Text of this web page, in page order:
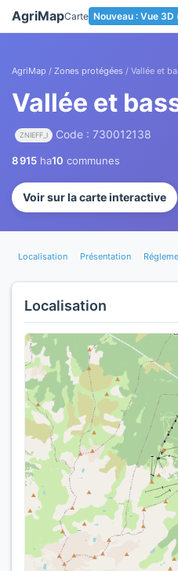
AgriMapCarte Nouveau : Vue 3D
AgriMap / Zones protégées / Vallée et
Vallée et
ZNIEFF_I Code : 730012138
8 915 ha10 communes
Voir sur la carte interactive
Localisation Présentation
Localisation